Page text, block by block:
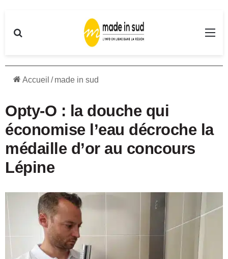
Accueil / made in sud
Opty-O : la douche qui
économise l’eau décroche la
médaille d’or au concours
Lépine